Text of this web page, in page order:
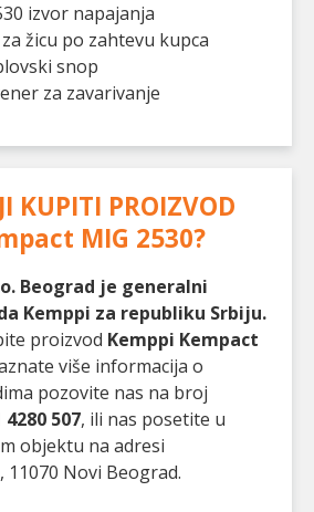
izvor napajanja
žicu po zahtevu kupca
snop
za zavarivanje
KUPITI PROIZVOD
MIG 2530?
Beograd je generalni
Kemppi za republiku Srbiju.
proizvod Kemppi Kempact
više informacija o
pozovite nas na broj
4280 507, ili nas posetite u
objektu na adresi
11070 Novi Beograd.